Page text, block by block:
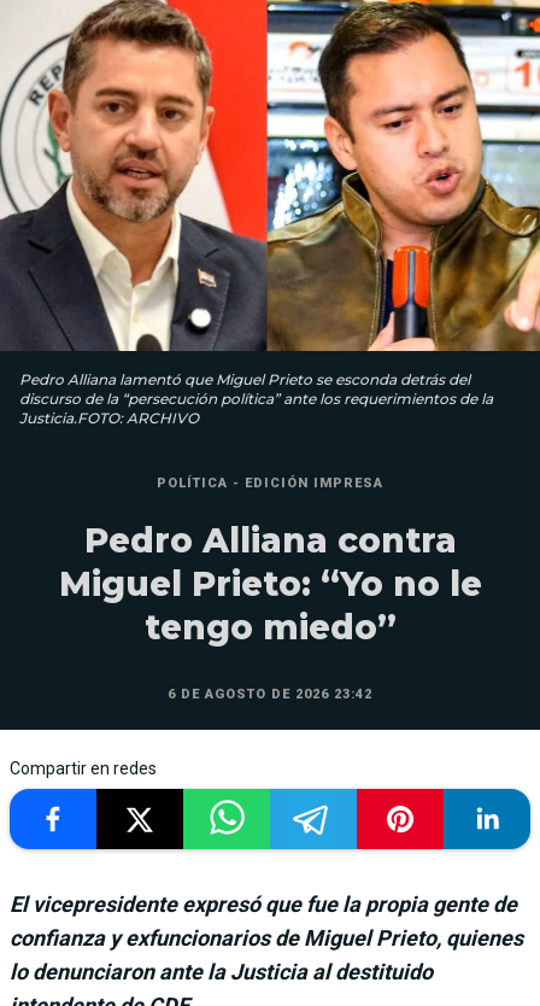
Pedro Alliana lamentó que Miguel Prieto se esconda detrás del
discurso de la “persecución política” ante los requerimientos de la
Justicia.FOTO: ARCHIVO
POLÍTICA - EDICIÓN IMPRESA
Pedro Alliana contra
Miguel Prieto: “Yo no le
tengo miedo”
6 DE AGOSTO DE 2026 23:42
Compartir en redes
El vicepresidente expresó que fue la propia gente de
confianza y exfuncionarios de Miguel Prieto, quienes
lo denunciaron ante la Justicia al destituido